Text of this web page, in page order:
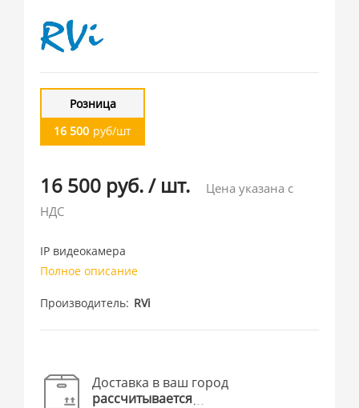
Розница
16 500 руб/шт
16 500 руб./ шт.
Цена указана с
НДС
IP видеокамера
Полное описание
Производитель RVi
Доставка в ваш город
рассчитывается